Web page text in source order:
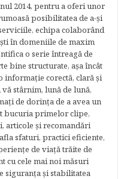
2014, pentru a oferi unor
posibilitatea de a-şi
echipa colaborând
în domeniile de maxim
o serie întreagă de
bine structurate, aşa încât
informaţie corectă, clară şi
stârnim, lună de lună,
de dorinţa de a avea un
bucuria primelor clipe,
articole şi recomandări
sfaturi, practici eficiente,
de viaţă trăite de
cu cele mai noi măsuri
siguranţa şi stabilitatea